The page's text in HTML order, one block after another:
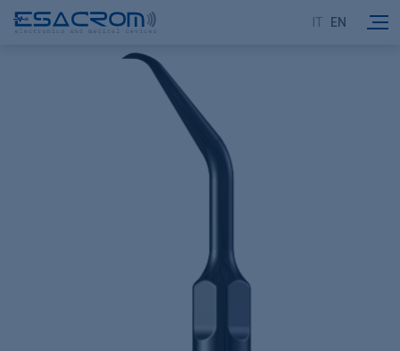
IT EN